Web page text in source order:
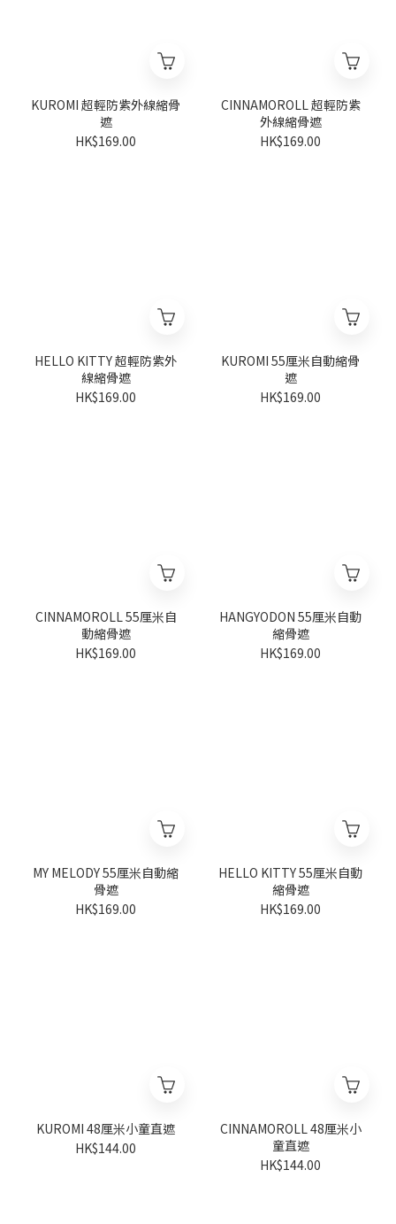
KUROMI 超輕防紫外線縮骨
遮
HK$169.00
CINNAMOROLL 超輕防紫
外線縮骨遮
HK$169.00
HELLO KITTY 超輕防紫外
線縮骨遮
HK$169.00
KUROMI 55厘米自動縮骨
遮
HK$169.00
CINNAMOROLL 55厘米自
動縮骨遮
HK$169.00
HANGYODON 55厘米自動
縮骨遮
HK$169.00
MY MELODY 55厘米自動縮
骨遮
HK$169.00
HELLO KITTY 55厘米自動
縮骨遮
HK$169.00
KUROMI 48厘米小童直遮
HK$144.00
CINNAMOROLL 48厘米小
童直遮
HK$144.00